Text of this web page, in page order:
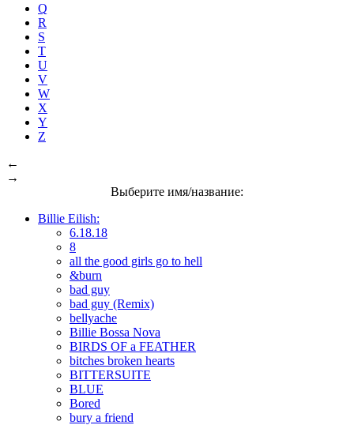
Q
R
S
T
U
V
W
X
Y
Z
←
→
Выберите имя/название:
Billie Eilish:
6.18.18
8
all the good girls go to hell
&burn
bad guy
bad guy (Remix)
bellyache
Billie Bossa Nova
BIRDS OF a FEATHER
bitches broken hearts
BITTERSUITE
BLUE
Bored
bury a friend